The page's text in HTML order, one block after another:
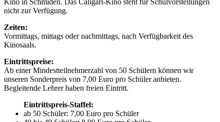
Kino in Schmiden. Das Caligari-Kino steht für Schulvorstellungen
nicht zur Verfügung.
Zeiten:
Vormittags, mittags oder nachmittags, nach Verfügbarkeit des
Kinosaals.
Eintrittspreise:
Ab einer Mindestteilnehmerzahl von 50 Schülern können wir
unseren Sonderpreis von 7,00 Euro pro Schüler anbieten.
Begleitende Lehrer haben freien Eintritt.
Eintrittspreis-Staffel:
ab 50 Schüler: 7,00 Euro pro Schüler